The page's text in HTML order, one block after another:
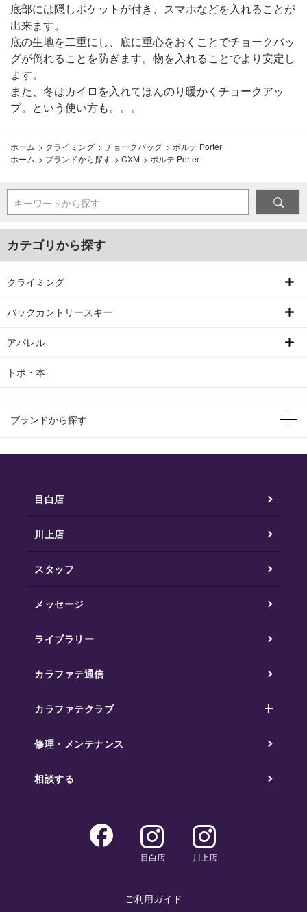
底部には隠しポケットが付き、スマホなどを入れることが
出来ます。
底の生地を二重にし、底に重心をおくことでチョークバッ
グが倒れることを防ぎます。物を入れることでより安定し
ます。
また、冬はカイロを入れてほんのり暖かくチョークアッ
プ。という使い方も。。。
ホーム > クライミング > チョークバッグ > ポルテ Porter
ホーム > ブランドから探す > CXM > ポルテ Porter
キーワードから探す
カテゴリから探す
クライミング
バックカントリースキー
アパレル
トポ・本
ブランドから探す
目白店
川上店
スタッフ
メッセージ
ライブラリー
カラファテ通信
カラファテクラブ
修理・メンテナンス
相談する
目白店 川上店
ご利用ガイド